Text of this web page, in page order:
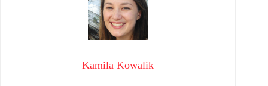
Kamila Kowalik